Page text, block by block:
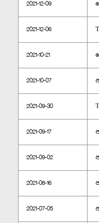
2021-12-09
2021-12-06
2021-10-21
2021-10-07
2021-09-30
2021-09-17
2021-09-02
2021-08-16
2021-07-05